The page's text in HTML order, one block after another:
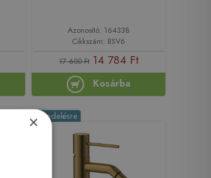
Azonosító: 164338
Cikkszám: BSV6
17 600 Ft 14 784 Ft
Kosárba
Rendelésre
×